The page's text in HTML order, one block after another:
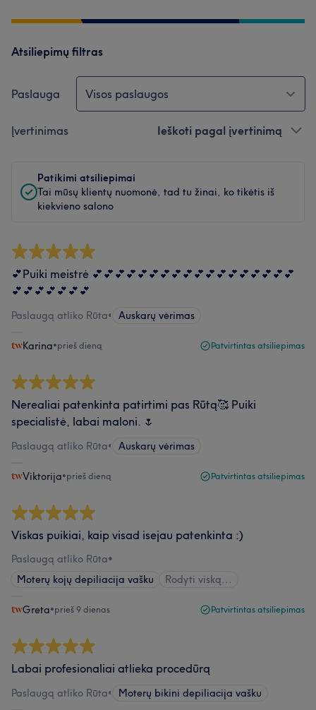
Atsiliepimų filtras
Paslauga Visos paslaugos
Įvertinimas Ieškoti pagal įvertinimą
Patikimi atsiliepimai
Tai mūsų klientų nuomonė, tad tu žinai, ko tikėtis iš
kiekvieno salono
💕Puiki meistrė 💕💕💕💕💕💕💕💕💕💕💕💕💕💕💕💕💕💕
💕💕💕💕💕💕💕
Paslaugą atliko Rūta• Auskarų vėrimas
Karina•prieš dieną Patvirtintas atsiliepimas
Nerealiai patenkinta patirtimi pas Rūtą🥰 Puiki
specialistė, labai maloni. 🌷
Paslaugą atliko Rūta• Auskarų vėrimas
Viktorija•prieš dieną Patvirtintas atsiliepimas
Viskas puikiai, kaip visad isejau patenkinta :)
Paslaugą atliko Rūta•
Moterų kojų depiliacija vašku
Rodyti viską...
Greta•prieš 9 dienas Patvirtintas atsiliepimas
Labai profesionaliai atlieka procedūrą
Paslaugą atliko Rūta• Moterų bikini depiliacija vašku